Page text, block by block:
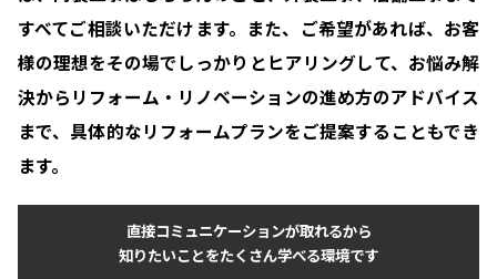
すべてご相談いただけます。また、ご希望があれば、お客
様の理想をその場でしっかりとヒアリングして、お悩み解
決からリフォーム・リノベーションの進め方のアドバイス
まで、具体的なリフォームプランをご提案することもでき
ます。
直接コミュニケーションが取れるから
知りたいことをたくさん学べる環境です